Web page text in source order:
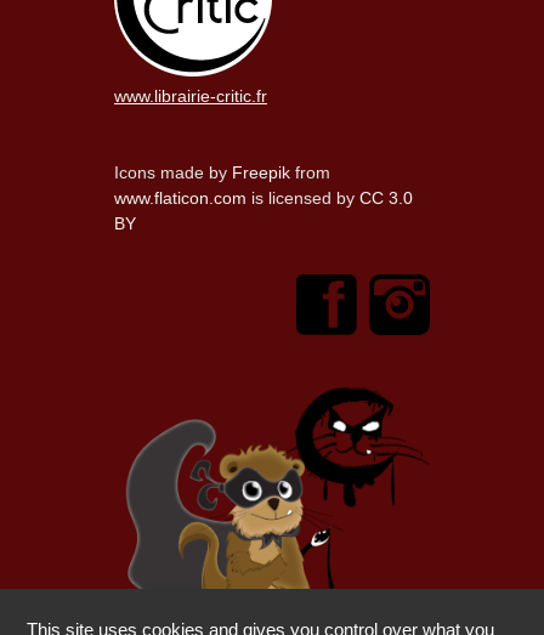
www.librairie-critic.fr
Icons made by Freepik from
www.flaticon.com is licensed by CC 3.0
BY
This site uses cookies and gives you control over what you